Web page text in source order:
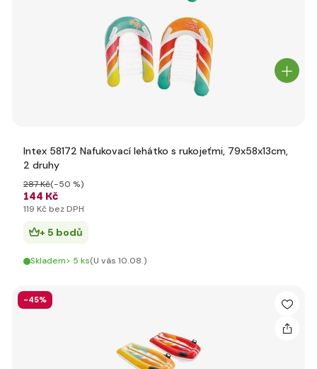
Intex 58172 Nafukovací lehátko s rukojeťmi, 79x58x13cm,
2 druhy
144 Kč
287 Kč(-50 %)
119 Kč bez DPH
+ 5 bodů
Skladem> 5 ks(U vás 10.08.)
-45%